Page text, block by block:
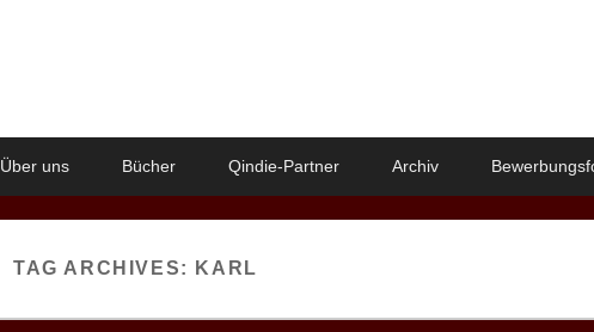
Über uns Bücher Qindie-Partner Archiv
TAG ARCHIVES: KARL